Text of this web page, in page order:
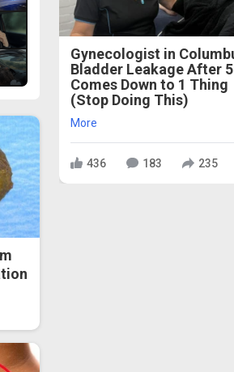
Gynecologist in
Bladder Leakage After
Comes Down to 1 Thing
(Stop Doing This)
More
436 183 235